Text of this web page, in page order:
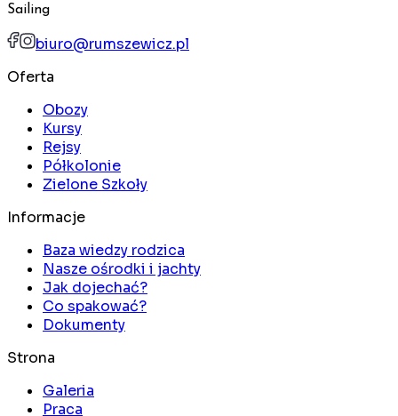
Sailing
biuro@rumszewicz.pl
Oferta
Obozy
Kursy
Rejsy
Półkolonie
Zielone Szkoły
Informacje
Baza wiedzy rodzica
Nasze ośrodki i jachty
Jak dojechać?
Co spakować?
Dokumenty
Strona
Galeria
Praca